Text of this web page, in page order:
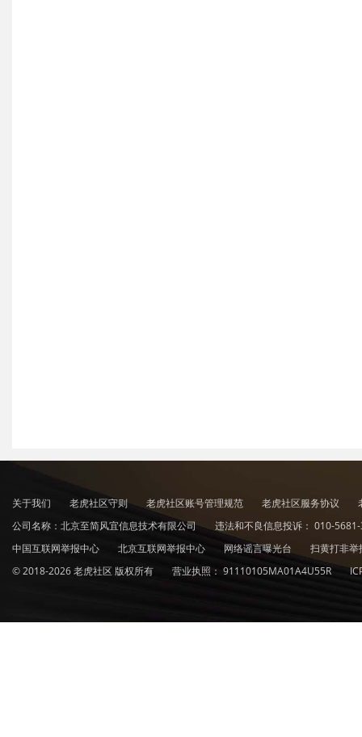
关于我们 老虎社区守则 老虎社区账号管理规范 老虎社区服务协议
公司名称：北京至简风宜信息技术有限公司
违法和不良信息投诉： 010-
中国互联网举报中心
北京互联网举报中心 网络谣言曝光台
扫黄打非
© 2018-2026 老虎社区 版权所有
营业执照： 91110105MA01A4U55R